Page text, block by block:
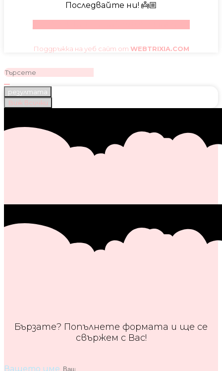
Последвайте ни! 👼🏼
Поддръжка на уеб сайт от WEBTRIXIA.COM
резултата
Виж всички
Бързате? Попълнете формата и ще се
свържем с Вас!
Вашето име